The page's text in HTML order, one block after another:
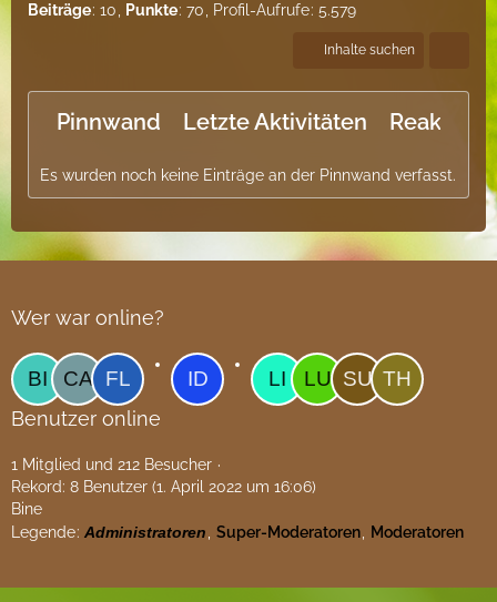
Beiträge 10 Punkte 70 Profil-Aufrufe 5.579
Inhalte suchen
Pinnwand Letzte Aktivitäten
Es wurden noch keine Einträge an der Pinnwand verfasst.
Wer war online?
Benutzer online
1 Mitglied und 212 Besucher
Rekord: 8 Benutzer (1. April 2022 um 16:06)
Bine
Legende Administratoren Super-Moderatoren Moderatoren